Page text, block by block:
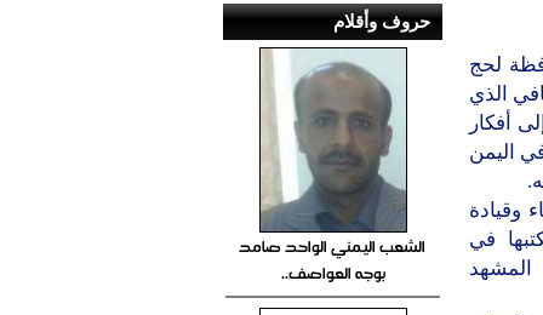
لحج
الذي
أفكار
اليمن
وقيادة
في
المشهد
حروف وأقلام
الشعب اليمني الواحد صامد
بوجه العواصف..